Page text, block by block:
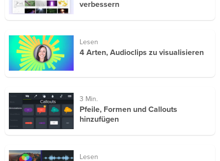
verbessern
Lesen
4 Arten, Audioclips zu visualisieren
3 Min.
Pfeile, Formen und Callouts
hinzufügen
Lesen